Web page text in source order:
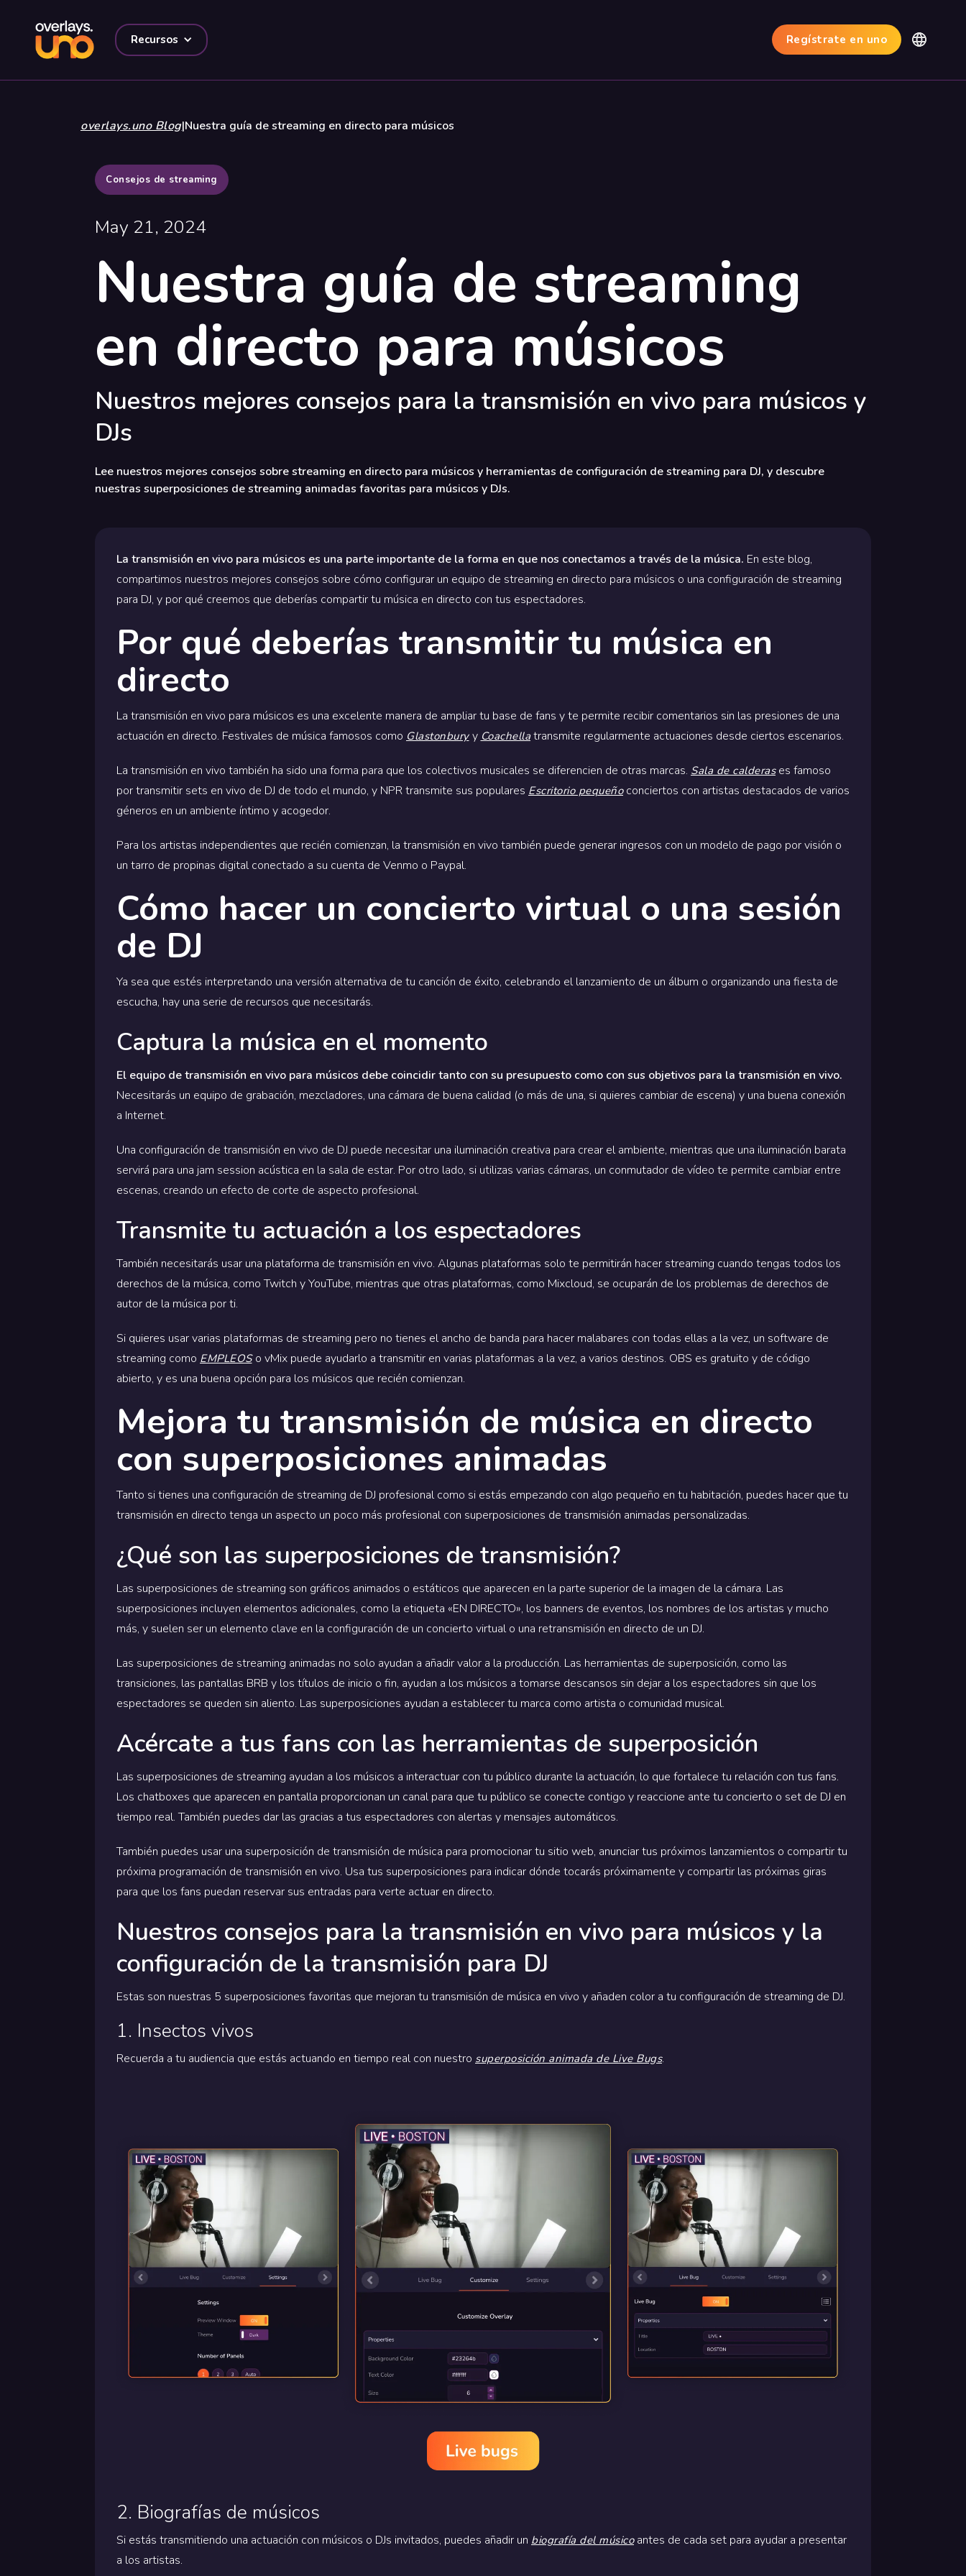
Recursos Regístrate en uno
overlays.uno Blog|Nuestra guía de streaming en directo para músicos
Consejos de streaming
May 21, 2024
Nuestra guía de streaming
en directo para músicos
Nuestros mejores consejos para la transmisión en vivo para músicos y
DJs
Lee nuestros mejores consejos sobre streaming en directo para músicos y herramientas de configuración de streaming para DJ, y descubre
nuestras superposiciones de streaming animadas favoritas para músicos y DJs.
La transmisión en vivo para músicos es una parte importante de la forma en que nos conectamos a través de la música. En este blog,
compartimos nuestros mejores consejos sobre cómo configurar un equipo de streaming en directo para músicos o una configuración de streaming
para DJ, y por qué creemos que deberías compartir tu música en directo con tus espectadores.
Por qué deberías transmitir tu música en
directo
La transmisión en vivo para músicos es una excelente manera de ampliar tu base de fans y te permite recibir comentarios sin las presiones de una
actuación en directo. Festivales de música famosos como Glastonburyy Coachellatransmite regularmente actuaciones desde ciertos escenarios.
La transmisión en vivo también ha sido una forma para que los colectivos musicales se diferencien de otras marcas. Sala de calderases famoso
por transmitir sets en vivo de DJ de todo el mundo, y NPR transmite sus populares Escritorio pequeñoconciertos con artistas destacados de varios
géneros en un ambiente íntimo y acogedor.
Para los artistas independientes que recién comienzan, la transmisión en vivo también puede generar ingresos con un modelo de pago por visión o
un tarro de propinas digital conectado a su cuenta de Venmo o Paypal.
Cómo hacer un concierto virtual o una sesión
de DJ
Ya sea que estés interpretando una versión alternativa de tu canción de éxito, celebrando el lanzamiento de un álbum o organizando una fiesta de
escucha, hay una serie de recursos que necesitarás.
Captura la música en el momento
El equipo de transmisión en vivo para músicos debe coincidir tanto con su presupuesto como con sus objetivos para la transmisión en vivo.
Necesitarás un equipo de grabación, mezcladores, una cámara de buena calidad (o más de una, si quieres cambiar de escena) y una buena conexión
a Internet.
Una configuración de transmisión en vivo de DJ puede necesitar una iluminación creativa para crear el ambiente, mientras que una iluminación barata
servirá para una jam session acústica en la sala de estar. Por otro lado, si utilizas varias cámaras, un conmutador de vídeo te permite cambiar entre
escenas, creando un efecto de corte de aspecto profesional.
Transmite tu actuación a los espectadores
También necesitarás usar una plataforma de transmisión en vivo. Algunas plataformas solo te permitirán hacer streaming cuando tengas todos los
derechos de la música, como Twitch y YouTube, mientras que otras plataformas, como Mixcloud, se ocuparán de los problemas de derechos de
autor de la música por ti.
Si quieres usar varias plataformas de streaming pero no tienes el ancho de banda para hacer malabares con todas ellas a la vez, un software de
streaming como EMPLEOSo vMix puede ayudarlo a transmitir en varias plataformas a la vez, a varios destinos. OBS es gratuito y de código
abierto, y es una buena opción para los músicos que recién comienzan.
Mejora tu transmisión de música en directo
con superposiciones animadas
Tanto si tienes una configuración de streaming de DJ profesional como si estás empezando con algo pequeño en tu habitación, puedes hacer que tu
transmisión en directo tenga un aspecto un poco más profesional con superposiciones de transmisión animadas personalizadas.
¿Qué son las superposiciones de transmisión?
Las superposiciones de streaming son gráficos animados o estáticos que aparecen en la parte superior de la imagen de la cámara. Las
superposiciones incluyen elementos adicionales, como la etiqueta «EN DIRECTO», los banners de eventos, los nombres de los artistas y mucho
más, y suelen ser un elemento clave en la configuración de un concierto virtual o una retransmisión en directo de un DJ.
Las superposiciones de streaming animadas no solo ayudan a añadir valor a la producción. Las herramientas de superposición, como las
transiciones, las pantallas BRB y los títulos de inicio o fin, ayudan a los músicos a tomarse descansos sin dejar a los espectadores sin que los
espectadores se queden sin aliento. Las superposiciones ayudan a establecer tu marca como artista o comunidad musical.
Acércate a tus fans con las herramientas de superposición
Las superposiciones de streaming ayudan a los músicos a interactuar con tu público durante la actuación, lo que fortalece tu relación con tus fans.
Los chatboxes que aparecen en pantalla proporcionan un canal para que tu público se conecte contigo y reaccione ante tu concierto o set de DJ en
tiempo real. También puedes dar las gracias a tus espectadores con alertas y mensajes automáticos.
También puedes usar una superposición de transmisión de música para promocionar tu sitio web, anunciar tus próximos lanzamientos o compartir tu
próxima programación de transmisión en vivo. Usa tus superposiciones para indicar dónde tocarás próximamente y compartir las próximas giras
para que los fans puedan reservar sus entradas para verte actuar en directo.
Nuestros consejos para la transmisión en vivo para músicos y la
configuración de la transmisión para DJ
Estas son nuestras 5 superposiciones favoritas que mejoran tu transmisión de música en vivo y añaden color a tu configuración de streaming de DJ.
1. Insectos vivos
Recuerda a tu audiencia que estás actuando en tiempo real con nuestro superposición animada de Live Bugs.
2. Biografías de músicos
Si estás transmitiendo una actuación con músicos o DJs invitados, puedes añadir un biografía del músicoantes de cada set para ayudar a presentar
a los artistas.